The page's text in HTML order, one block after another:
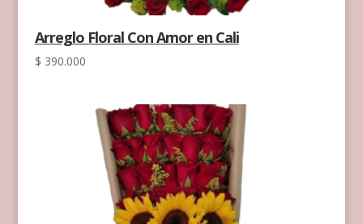
Arreglo Floral Con Amor en Cali
$ 390.000